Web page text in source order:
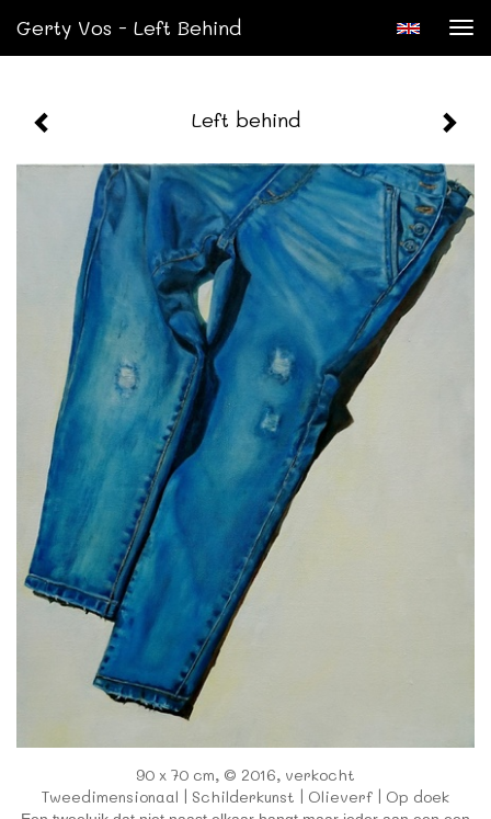
Gerty Vos - Left Behind
Left behind
90 x 70 cm, © 2016, verkocht
Tweedimensionaal | Schilderkunst | Olieverf | Op doek